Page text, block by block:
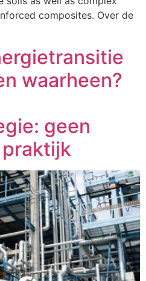
composites. Over de
waarheen?
geen